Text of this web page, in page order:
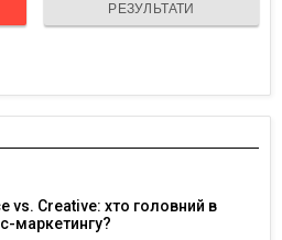
РЕЗУЛЬТАТИ
vs. Creative: хто головний в
маркетингу?